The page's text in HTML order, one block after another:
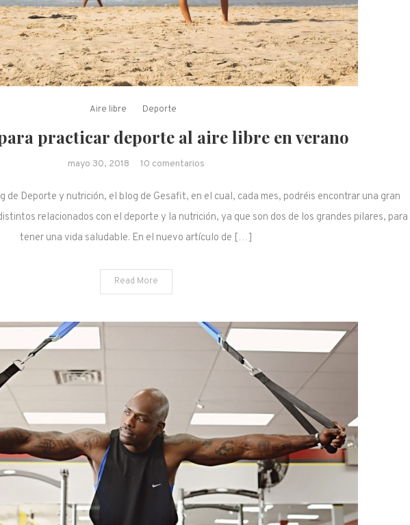
Aire libre Deporte
practicar deporte al aire libre en verano
mayo 30, 2018 10 comentarios
de Deporte y nutrición, el blog de Gesafit, en el cual, cada mes, podréis encontrar una gran
relacionados con el deporte y la nutrición, ya que son dos de los grandes pilares, para
tener una vida saludable. En el nuevo artículo de […]
Read More